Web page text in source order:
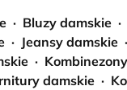
Bluzy damskie
Jeansy damskie
damskie